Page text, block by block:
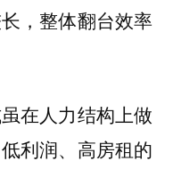
，整体翻台效率
在人力结构上做
利润、高房租的